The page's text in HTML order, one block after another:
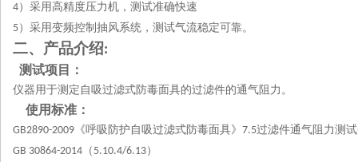
4）采用高精度压力机，测试准确快速
5）采用变频控制抽风系统，测试气流稳定可靠。
二、产品介绍:
测试项目：
仪器用于测定自吸过滤式防毒面具的过滤件的通气阻力。
使用标准：
GB2890-2009 《呼吸防护自吸过滤式防毒面具》 7.5过滤件通气阻力测
GB 30864-2014 （ 5.10.4/6.13）